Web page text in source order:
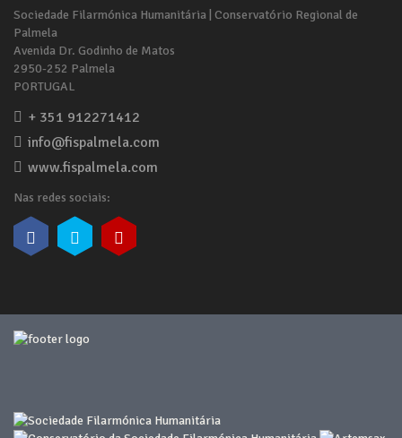
Sociedade Filarmónica Humanitária | Conservatório Regional de
Palmela
Avenida Dr. Godinho de Matos
2950-252 Palmela
PORTUGAL
+ 351 912271412
info@fispalmela.com
www.fispalmela.com
Nas redes sociais: